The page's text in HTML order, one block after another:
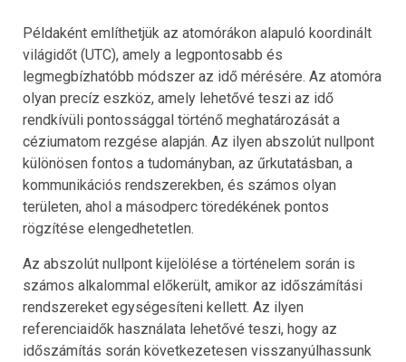
Példaként említhetjük az atomórákon alapuló koordinált
világidőt (UTC), amely a legpontosabb és
legmegbízhatóbb módszer az idő mérésére. Az atomóra
olyan precíz eszköz, amely lehetővé teszi az idő
rendkívüli pontossággal történő meghatározását a
céziumatom rezgése alapján. Az ilyen abszolút nullpont
különösen fontos a tudományban, az űrkutatásban, a
kommunikációs rendszerekben, és számos olyan
területen, ahol a másodperc töredékének pontos
rögzítése elengedhetetlen.
Az abszolút nullpont kijelölése a történelem során is
számos alkalommal előkerült, amikor az időszámítási
rendszereket egységesíteni kellett. Az ilyen
referenciaidők használata lehetővé teszi, hogy az
időszámítás során következetesen visszanyúlhassunk